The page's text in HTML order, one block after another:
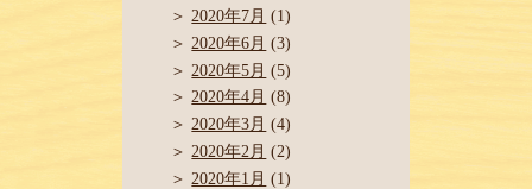
2020年7月 (1)
2020年6月 (3)
2020年5月 (5)
2020年4月 (8)
2020年3月 (4)
2020年2月 (2)
2020年1月 (1)